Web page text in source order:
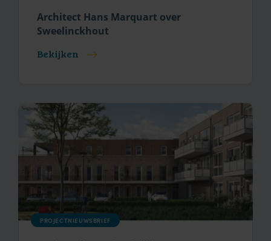
Architect Hans Marquart over
Sweelinckhout
Bekijken
PROJECTNIEUWSBRIEF